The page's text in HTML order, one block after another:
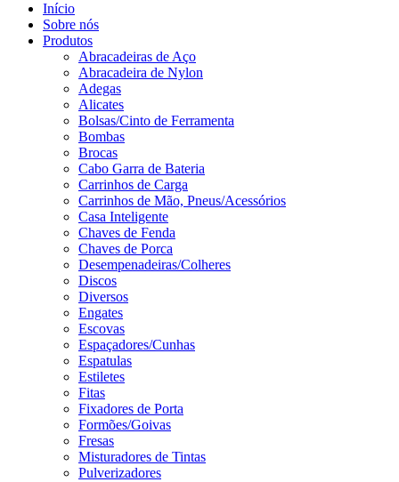
Início
Sobre nós
Produtos
Abracadeiras de Aço
Abracadeira de Nylon
Adegas
Alicates
Bolsas/Cinto de Ferramenta
Bombas
Brocas
Cabo Garra de Bateria
Carrinhos de Carga
Carrinhos de Mão, Pneus/Acessórios
Casa Inteligente
Chaves de Fenda
Chaves de Porca
Desempenadeiras/Colheres
Discos
Diversos
Engates
Escovas
Espaçadores/Cunhas
Espatulas
Estiletes
Fitas
Fixadores de Porta
Formões/Goivas
Fresas
Misturadores de Tintas
Pulverizadores